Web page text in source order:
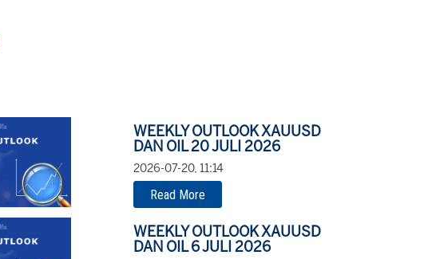
WEEKLY OUTLOOK XAUUSD
DAN OIL 20 JULI 2026
2026-07-20, 11:14
Read More
WEEKLY OUTLOOK XAUUSD
DAN OIL 6 JULI 2026